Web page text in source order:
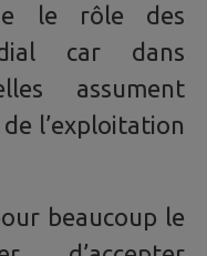
le rôle des
car dans
assument
l’exploitation
beaucoup le